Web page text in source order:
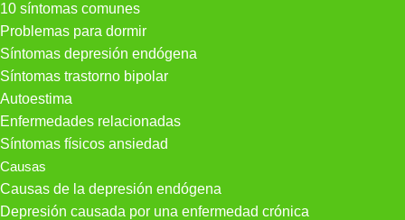
10 síntomas comunes
Problemas para dormir
Síntomas depresión endógena
Síntomas trastorno bipolar
Autoestima
Enfermedades relacionadas
Síntomas físicos ansiedad
Causas
Causas de la depresión endógena
Depresión causada por una enfermedad crónica